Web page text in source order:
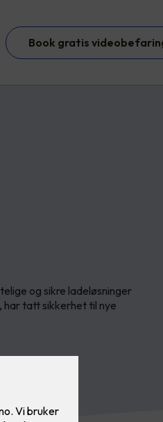
Book gratis
og sikre ladeløsninger
har tatt sikkerhet til nye